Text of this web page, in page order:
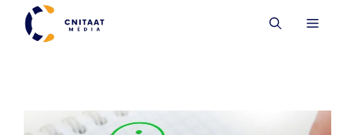
Aller
contenu
MENU